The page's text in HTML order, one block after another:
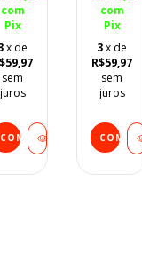
Tradicional
Cowboy
Cut
com
Pix
x de
sem
juros
COMPRAR
Tassa
Slim
Stone
- v2
com
Pix
3x de
R$59,97
sem
juros